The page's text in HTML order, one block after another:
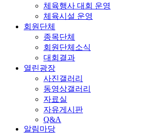
체육행사 대회 운영
체육시설 운영
회원단체
종목단체
회원단체소식
대회결과
열린광장
사진갤러리
동영상갤러리
자료실
자유게시판
Q&A
알림마당